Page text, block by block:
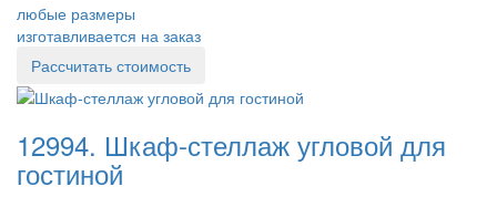
любые размеры
изготавливается на заказ
Рассчитать стоимость
12994. Шкаф-стеллаж угловой для
гостиной